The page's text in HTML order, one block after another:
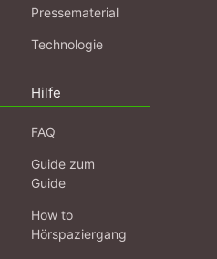
Pressematerial
Technologie
Hilfe
FAQ
Guide zum
Guide
How to
Hörspaziergang